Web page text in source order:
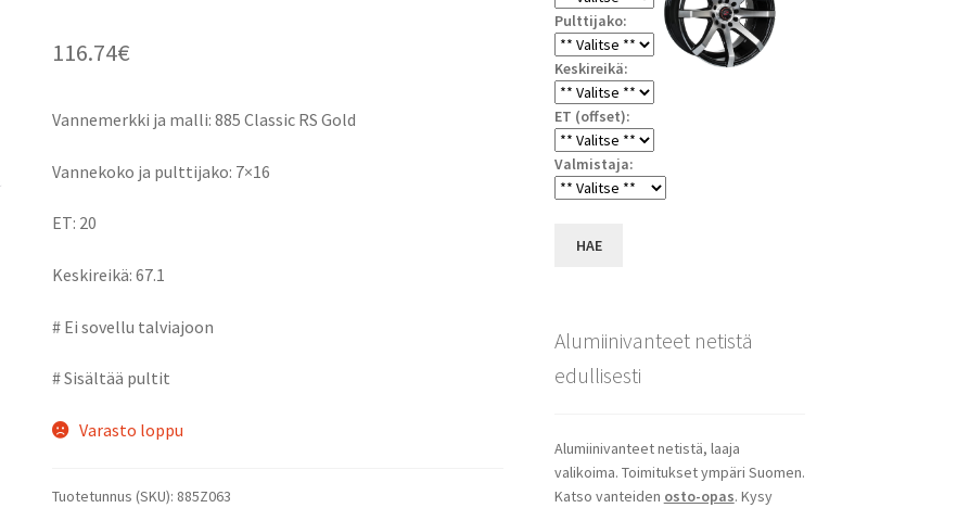
116.74€
Vannemerkki ja malli: 885 Classic RS Gold
Vannekoko ja pulttijako: 7×16
ET: 20
Keskireikä: 67.1
# Ei sovellu talviajoon
# Sisältää pultit
Varasto loppu
Tuotetunnus (SKU): 885Z063
Pulttijako:
Keskireikä:
ET (offset):
Valmistaja:
HAE
Alumiinivanteet netistä
edullisesti
Alumiinivanteet netistä, laaja
valikoima. Toimitukset ympäri Suomen.
Katso vanteiden osto-opas. Kysy